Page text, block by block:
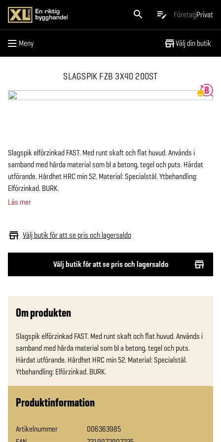
FöretagPrivat
Meny Välj din butik
Meny
SLAGSPIK FZB 3X40 200ST
Välj butik för att se pris och lagersaldo
Välj butik för att se pris och lagersaldo
Slagspik elförzinkad FAST. Med runt skaft och flat huvud. Används i
samband med hårda material som bl a betong, tegel och puts. Härdat
utförande. Hårdhet HRC min 52. Material: Specialstål. Ytbehandling:
Elförzinkad. BURK.
Läs mer
Om produkten
Slagspik elförzinkad FAST. Med runt skaft och flat huvud. Används i
samband med hårda material som bl a betong, tegel och puts.
Härdat utförande. Hårdhet HRC min 52. Material: Specialstål.
Ytbehandling: Elförzinkad. BURK.
Produktinformation
Artikelnummer
006363985